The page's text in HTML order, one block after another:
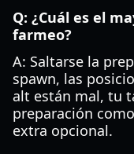
Q: ¿Cuál es el
farmeo?
A: Saltarse la
spawn, las
alt están mal, tu
preparación
extra opcional.